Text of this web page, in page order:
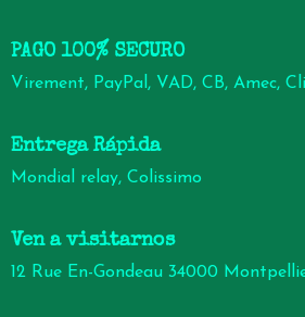
PAGO 100% SECURO
Virement, PayPal, VAD, CB, Amec,
Entrega Rápida
Mondial relay, Colissimo
Ven a visitarnos
12 Rue En-Gondeau 34000